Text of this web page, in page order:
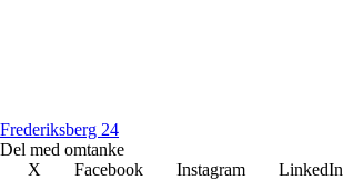
Frederiksberg 24
Del med omtanke
X
Facebook Instagram LinkedIn